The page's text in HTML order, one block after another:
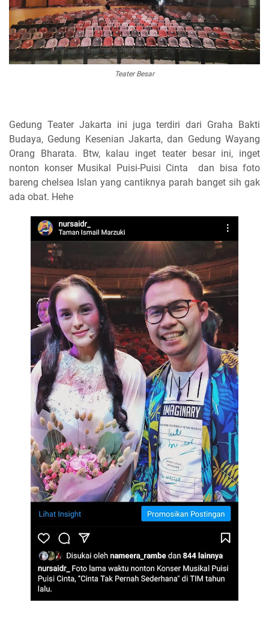
Teater Besar
Gedung Teater Jakarta ini juga terdiri dari Graha Bakti
Budaya, Gedung Kesenian Jakarta, dan Gedung Wayang
Orang Bharata. Btw, kalau inget teater besar ini, inget
nonton konser Musikal Puisi-Puisi Cinta dan bisa foto
bareng chelsea Islan yang cantiknya parah banget sih gak
ada obat. Hehe